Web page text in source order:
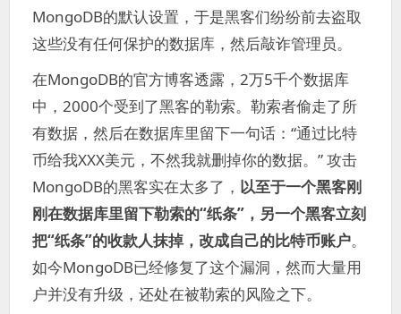
MongoDB的默认设置，于是黑客们纷纷前去盗取
这些没有任何保护的数据库，然后敲诈管理员。
在MongoDB的官方博客透露，2万5千个数据库
中，2000个受到了黑客的勒索。勒索者偷走了所
有数据，然后在数据库里留下一句话：“通过比特
币给我XXX美元，不然我就删掉你的数据。” 攻击
MongoDB的黑客实在太多了， 以至于一个黑客刚
刚在数据库里留下勒索的“纸条”，另一个黑客立刻
把“纸条”的收款人抹掉，改成自己的比特币账户。
如今MongoDB已经修复了这个漏洞，然而大量用
户并没有升级，还处在被勒索的风险之下。